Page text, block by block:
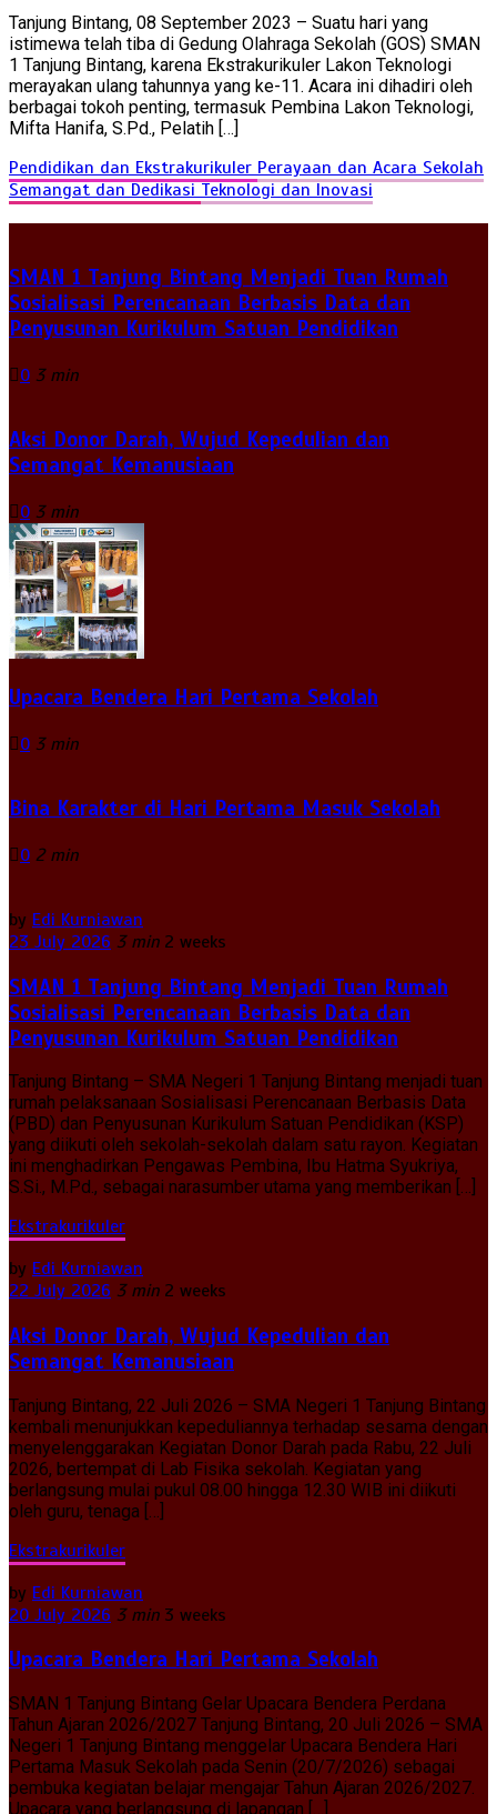
Tanjung Bintang, 08 September 2023 – Suatu hari yang
istimewa telah tiba di Gedung Olahraga Sekolah (GOS) SMAN
1 Tanjung Bintang, karena Ekstrakurikuler Lakon Teknologi
merayakan ulang tahunnya yang ke-11. Acara ini dihadiri oleh
berbagai tokoh penting, termasuk Pembina Lakon Teknologi,
Mifta Hanifa, S.Pd., Pelatih […]
Pendidikan dan Ekstrakurikuler Perayaan dan Acara Sekolah
Semangat dan Dedikasi Teknologi dan Inovasi
SMAN 1 Tanjung Bintang Menjadi Tuan Rumah
Sosialisasi Perencanaan Berbasis Data dan
Penyusunan Kurikulum Satuan Pendidikan
0 3 min
Aksi Donor Darah, Wujud Kepedulian dan
Semangat Kemanusiaan
0 3 min
Upacara Bendera Hari Pertama Sekolah
0 3 min
Bina Karakter di Hari Pertama Masuk Sekolah
0 2 min
by Edi Kurniawan
23 July 2026 3 min 2 weeks
SMAN 1 Tanjung Bintang Menjadi Tuan Rumah
Sosialisasi Perencanaan Berbasis Data dan
Penyusunan Kurikulum Satuan Pendidikan
Tanjung Bintang – SMA Negeri 1 Tanjung Bintang menjadi tuan
rumah pelaksanaan Sosialisasi Perencanaan Berbasis Data
(PBD) dan Penyusunan Kurikulum Satuan Pendidikan (KSP)
yang diikuti oleh sekolah-sekolah dalam satu rayon. Kegiatan
ini menghadirkan Pengawas Pembina, Ibu Hatma Syukriya,
S.Si., M.Pd., sebagai narasumber utama yang memberikan […]
Ekstrakurikuler
by Edi Kurniawan
22 July 2026 3 min 2 weeks
Aksi Donor Darah, Wujud Kepedulian dan
Semangat Kemanusiaan
Tanjung Bintang, 22 Juli 2026 – SMA Negeri 1 Tanjung Bintang
kembali menunjukkan kepeduliannya terhadap sesama dengan
menyelenggarakan Kegiatan Donor Darah pada Rabu, 22 Juli
2026, bertempat di Lab Fisika sekolah. Kegiatan yang
berlangsung mulai pukul 08.00 hingga 12.30 WIB ini diikuti
oleh guru, tenaga […]
Ekstrakurikuler
by Edi Kurniawan
20 July 2026 3 min 3 weeks
Upacara Bendera Hari Pertama Sekolah
SMAN 1 Tanjung Bintang Gelar Upacara Bendera Perdana
Tahun Ajaran 2026/2027 Tanjung Bintang, 20 Juli 2026 – SMA
Negeri 1 Tanjung Bintang menggelar Upacara Bendera Hari
Pertama Masuk Sekolah pada Senin (20/7/2026) sebagai
pembuka kegiatan belajar mengajar Tahun Ajaran 2026/2027.
Upacara yang berlangsung di lapangan […]